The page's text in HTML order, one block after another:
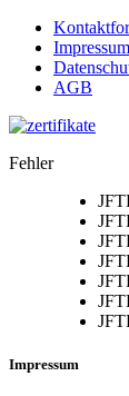
Impressum
AGB
Fehler
Impressum